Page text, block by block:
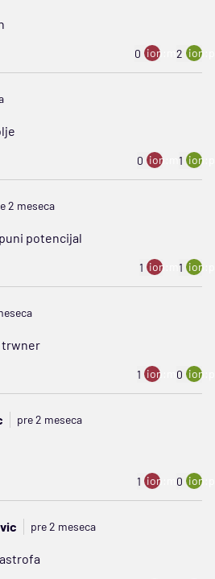
0 ion:minus
2
0 ion:minus
1
2 meseca
potencijal
1 ion:minus
1
trwner
1 ion:minus
0
pre 2 meseca
1 ion:minus
0
pre 2 meseca